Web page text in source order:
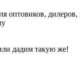
оптовиков, дилеров,
дадим такую же!